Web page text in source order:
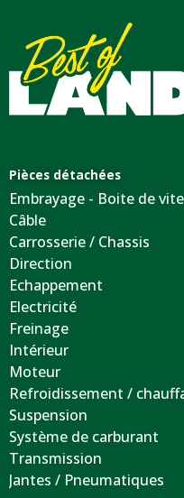
Pièces détachées
Embrayage - Boite de
Câble
Carrosserie / Chassis
Direction
Echappement
Electricité
Freinage
Intérieur
Moteur
Refroidissement /
Suspension
Système de carburant
Transmission
Jantes / Pneumatiques